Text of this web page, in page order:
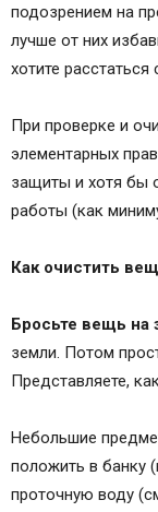
подозрением на
лучше от них
хотите
При проверке и
элементарных
защиты и хотя бы
работы (как
Как очистить
Бросьте вещь на
земли. Потом
Представляете,
Небольшие
положить в банку
проточную воду